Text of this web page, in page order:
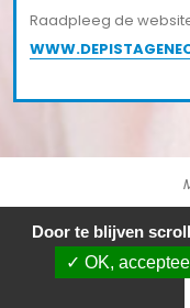
Raadpleeg de
- © Copyright
Juridische
Door te blijven
OK,